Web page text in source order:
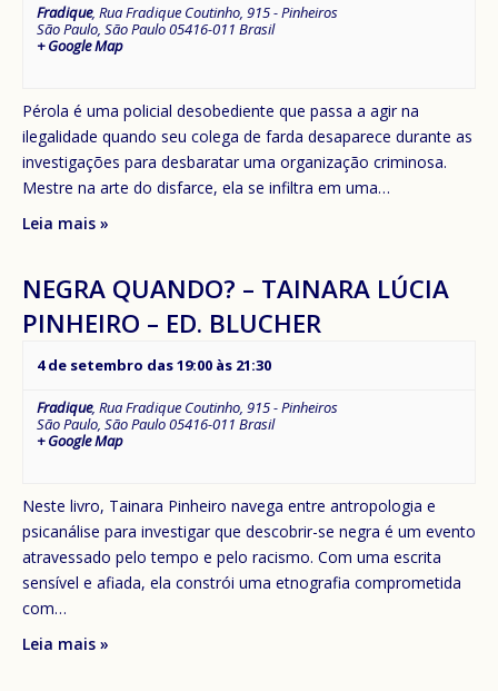
Fradique, Rua Fradique Coutinho, 915 - Pinheiros
São Paulo, São Paulo05416-011 Brasil
+ Google Map
Pérola é uma policial desobediente que passa a agir na
ilegalidade quando seu colega de farda desaparece durante as
investigações para desbaratar uma organização criminosa.
Mestre na arte do disfarce, ela se infiltra em uma…
Leia mais »
NEGRA QUANDO? – TAINARA LÚCIA
PINHEIRO – ED. BLUCHER
4 de setembro das 19:00 às 21:30
Fradique, Rua Fradique Coutinho, 915 - Pinheiros
São Paulo, São Paulo05416-011 Brasil
+ Google Map
Neste livro, Tainara Pinheiro navega entre antropologia e
psicanálise para investigar que descobrir-se negra é um evento
atravessado pelo tempo e pelo racismo. Com uma escrita
sensível e afiada, ela constrói uma etnografia comprometida
com…
Leia mais »